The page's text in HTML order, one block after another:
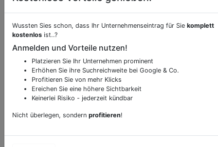
Beschreibung & Services von
Sie möchten eine Beschreibung, Dienstleistung
Klicken Sie bittehierum uns zu kontaktieren.
Gerne erweitern wir Ihren Firmeneintrag um
Sonderangebote odere besondere Services, die
Ihr Unternehmen anbietet und womit Sie sich von
Ihren Wettbewerbern abheben.
Wussten Sies schon, dass Ihr Unternehmenseintrag für Sie komplett
kostenlos ist..?
Anmelden und Vorteile nutzen!
Platzieren Sie Ihr Unternehmen prominent
Erhöhen Sie ihre Suchreichweite bei Google & Co.
Profitieren Sie von mehr Klicks
Ereichen Sie eine höhere Sichtbarkeit
Keinerlei Risiko - jederzeit kündbar
Nicht überlegen, sondern profitieren!